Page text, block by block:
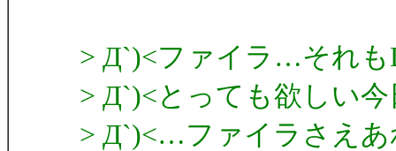
> Д`)<ファイラ…それ
> Д`)<とっても欲しい
> Д`)<…ファイラさえあ